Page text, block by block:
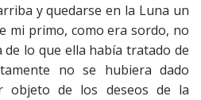
y quedarse en la Luna un
mi primo, como era sordo, no
lo que ella había tratado de
no se hubiera dado
objeto de los deseos de la